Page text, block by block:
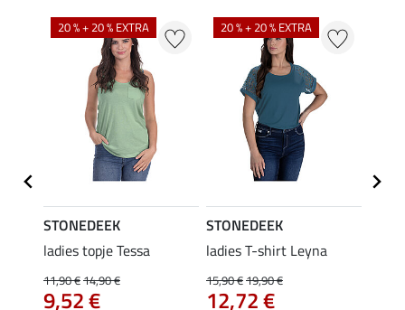
20 % + 20 % EXTRA
STONEDEEK
ladies topje Tessa
11,90 €14,90 €
9,52 €
20 % + 20 % EXTRA
STONEDEEK
ladies T-shirt Leyna
15,90 €19,90 €
12,72 €